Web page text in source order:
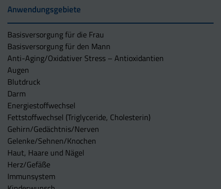
Anwendungsgebiete
Basisversorgung für die Frau
Basisversorgung für den Mann
Anti-Aging/Oxidativer Stress – Antioxidantien
Augen
Blutdruck
Darm
Energiestoffwechsel
Fettstoffwechsel (Triglyceride, Cholesterin)
Gehirn/Gedächtnis/Nerven
Gelenke/Sehnen/Knochen
Haut, Haare und Nägel
Herz/Gefäße
Immunsystem